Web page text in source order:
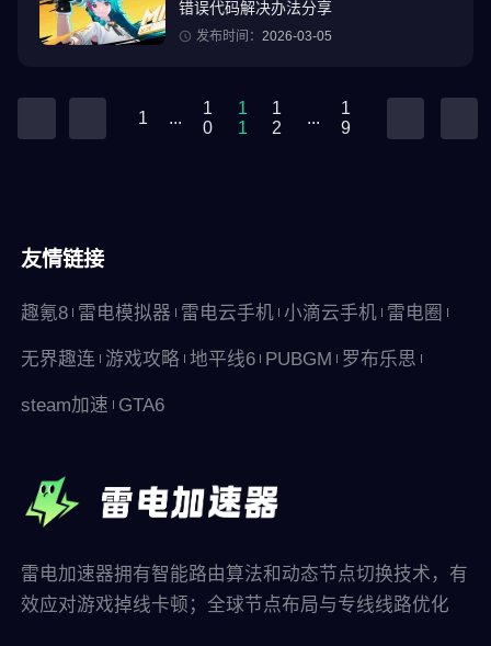
错误代码解决办法分享
发布时间： 2026-03-05
1 ...
1
0
1
1
1
2
...
1
9
友情链接
趣氪8 雷电模拟器 雷电云手机 小滴云手机 雷电圈
无界趣连 游戏攻略 地平线6 PUBGM 罗布乐思
steam加速 GTA6
雷电加速器拥有智能路由算法和动态节点切换技术，有
效应对游戏掉线卡顿；全球节点布局与专线线路优化